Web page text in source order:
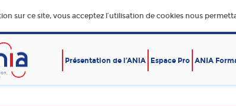
sur ce site, vous acceptez l’utilisation de cookies nous
Présentation de l’ANIA Espace Pro ANIA